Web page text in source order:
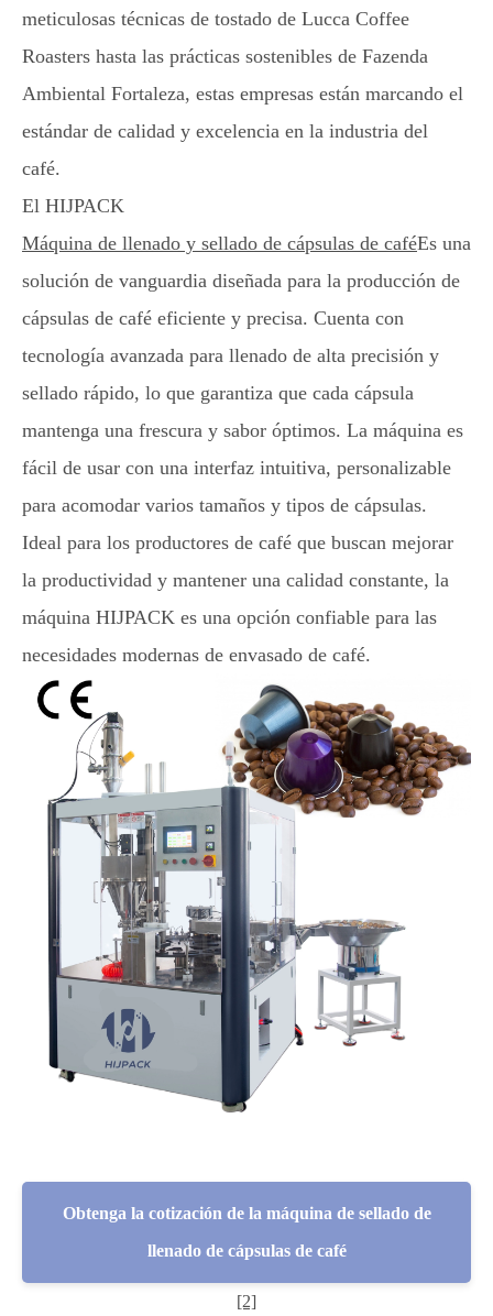
meticulosas técnicas de tostado de Lucca Coffee
Roasters hasta las prácticas sostenibles de Fazenda
Ambiental Fortaleza, estas empresas están marcando el
estándar de calidad y excelencia en la industria del
café.
El HIJPACK
Máquina de llenado y sellado de cápsulas de caféEs una
solución de vanguardia diseñada para la producción de
cápsulas de café eficiente y precisa. Cuenta con
tecnología avanzada para llenado de alta precisión y
sellado rápido, lo que garantiza que cada cápsula
mantenga una frescura y sabor óptimos. La máquina es
fácil de usar con una interfaz intuitiva, personalizable
para acomodar varios tamaños y tipos de cápsulas.
Ideal para los productores de café que buscan mejorar
la productividad y mantener una calidad constante, la
máquina HIJPACK es una opción confiable para las
necesidades modernas de envasado de café.
Obtenga la cotización de la máquina de sellado de
llenado de cápsulas de café
[2]